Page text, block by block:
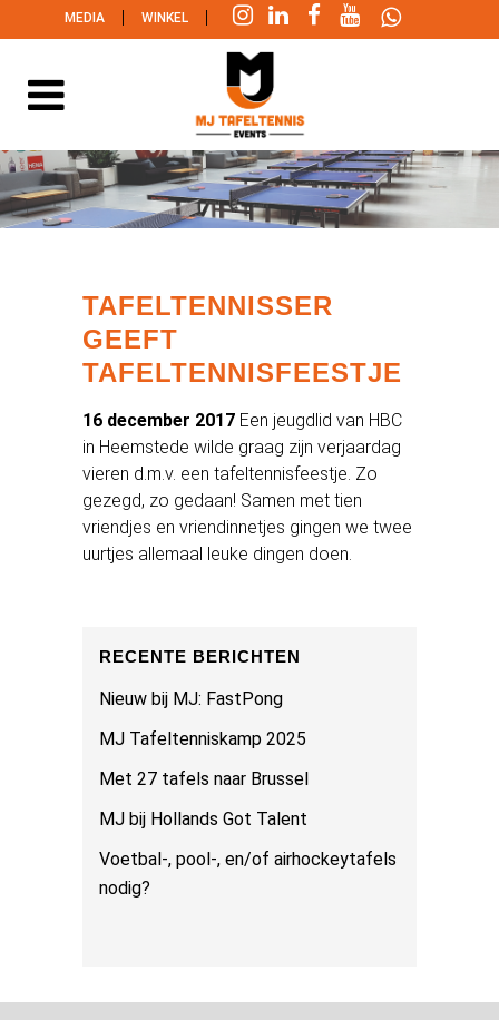
MEDIA | WINKEL |
TAFELTENNISSER
GEEFT
TAFELTENNISFEESTJE
16 december 2017 Een jeugdlid van HBC
in Heemstede wilde graag zijn verjaardag
vieren d.m.v. een tafeltennisfeestje. Zo
gezegd, zo gedaan! Samen met tien
vriendjes en vriendinnetjes gingen we twee
uurtjes allemaal leuke dingen doen.
RECENTE BERICHTEN
Nieuw bij MJ: FastPong
MJ Tafeltenniskamp 2025
Met 27 tafels naar Brussel
MJ bij Hollands Got Talent
Voetbal-, pool-, en/of airhockeytafels
nodig?